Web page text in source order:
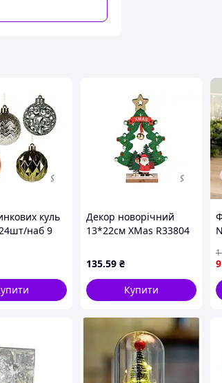
куль
наб 9
Декор новорічний
13*22см XMas R33804
135.59 ₴
Купити